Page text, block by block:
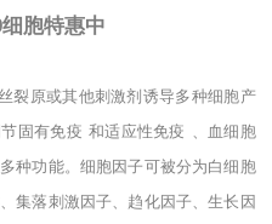
胞特惠中
裂原或其他刺激剂诱导多种细胞产
固有免疫 和适应性免疫
、血细胞
种功能。细胞因子可被分为白细胞
集落刺激因子、趋化因子、生长因